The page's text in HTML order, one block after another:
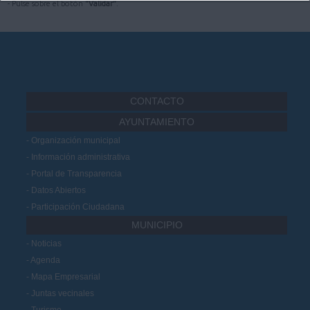
- Pulse sobre el botón"Validar".
CONTACTO
AYUNTAMIENTO
Organización municipal
Información administrativa
Portal de Transparencia
Datos Abiertos
Participación Ciudadana
MUNICIPIO
Noticias
Agenda
Mapa Empresarial
Juntas vecinales